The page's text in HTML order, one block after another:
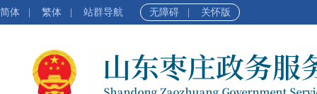
简体 繁体 站群导航 无障碍 关怀版